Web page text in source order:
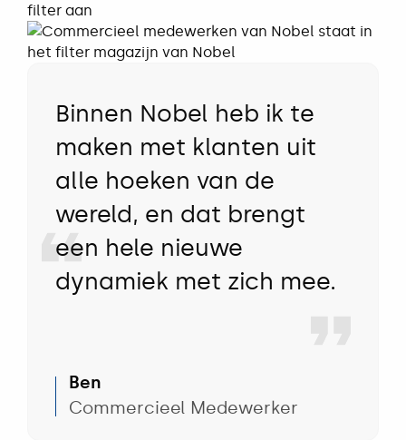
Binnen Nobel heb ik te
maken met klanten uit
alle hoeken van de
wereld, en dat brengt
een hele nieuwe
dynamiek met zich mee.
Ben
Commercieel Medewerker